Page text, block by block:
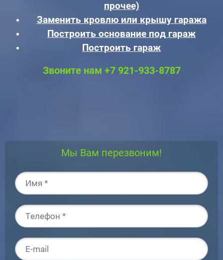
прочее)
Заменить кровлю или крышу гаража
Построить основание под гараж
Построить гараж
Звоните нам +7 921-933-8787
Мы Вам перезвоним!